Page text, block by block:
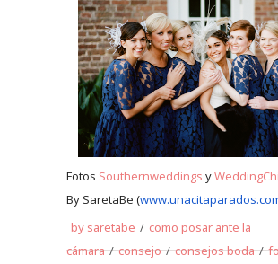
Fotos Southernweddings y
By SaretaBe (
by saretabe / como posar ante la
cámara / consejo / consejos boda /